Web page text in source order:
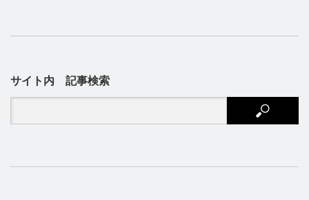
サイト内 記事検索